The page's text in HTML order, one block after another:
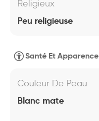
Religieux
Peu religieuse
Santé Et Apparence
Couleur De Peau
Blanc mate